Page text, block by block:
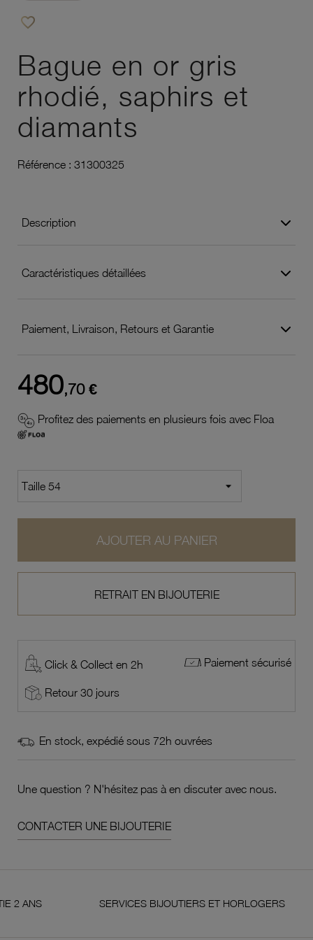
favorite_border
Bague en or gris
rhodié, saphirs et
diamants
Référence : 31300325
Description
Caractéristiques détaillées
Paiement, Livraison, Retours et Garantie
480,70 €
Profitez des paiements en plusieurs fois avec Floa
AJOUTER AU PANIER
RETRAIT EN BIJOUTERIE
Click & Collect en 2h Paiement sécurisé
Retour 30 jours
En stock, expédié sous 72h ouvrées
Une question ? N'hésitez pas à en discuter avec nous.
CONTACTER UNE BIJOUTERIE
SERVICES BIJOUTIERS ET HORLOGERS